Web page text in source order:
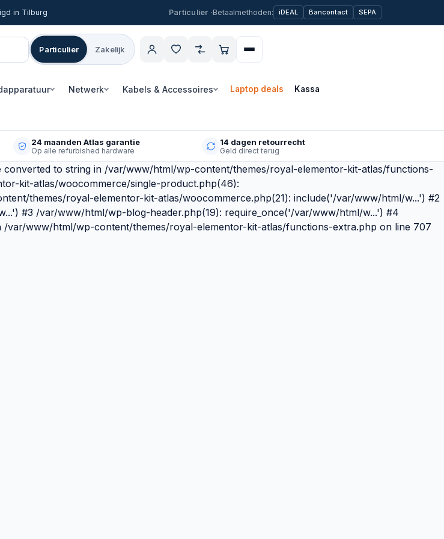
in Tilburg Betaalmethoden: iDEAL Bancontact SEPA
Particulier Zakelijk
Netwerk Kabels & Accessoires Laptop deals Kassa
24 maanden Atlas garantie
Op alle refurbished hardware
14 dagen retourrecht
Geld direct terug
to string in /var/www/html/wp-content/themes/royal-elementor-kit-atlas/functions-
kit-atlas/woocommerce/single-product.php(46):
themes/royal-elementor-kit-atlas/woocommerce.php(21): include('/var/www/html/w...') #2
#3 /var/www/html/wp-blog-header.php(19): require_once('/var/www/html/w...') #4
www/html/wp-content/themes/royal-elementor-kit-atlas/functions-extra.php on line 707